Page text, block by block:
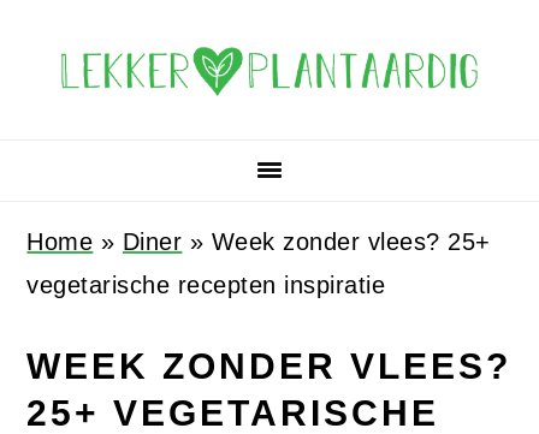
Home » Diner » Week zonder vlees? 25+
vegetarische recepten inspiratie
WEEK ZONDER VLEES?
25+ VEGETARISCHE